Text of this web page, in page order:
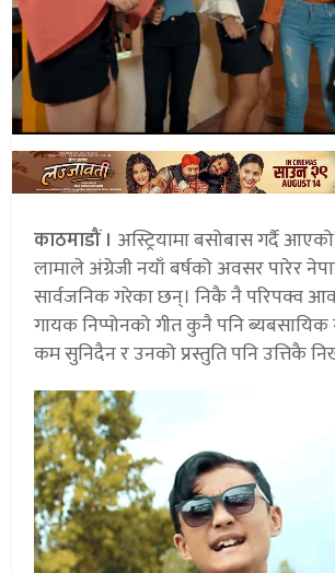
काठमाडौं । अस्ट्रियामा बसोबास गर्दै आएको
लामाले अंग्रेजी नयाँ बर्षको अवसर पारेर
सार्वजनिक गरेका छन्। निकै नै परिपक्व
गायक निप्पोनको गीत कुनै पनि
कम सुनिदैन र उनको प्रस्तुति पनि उत्तिकै